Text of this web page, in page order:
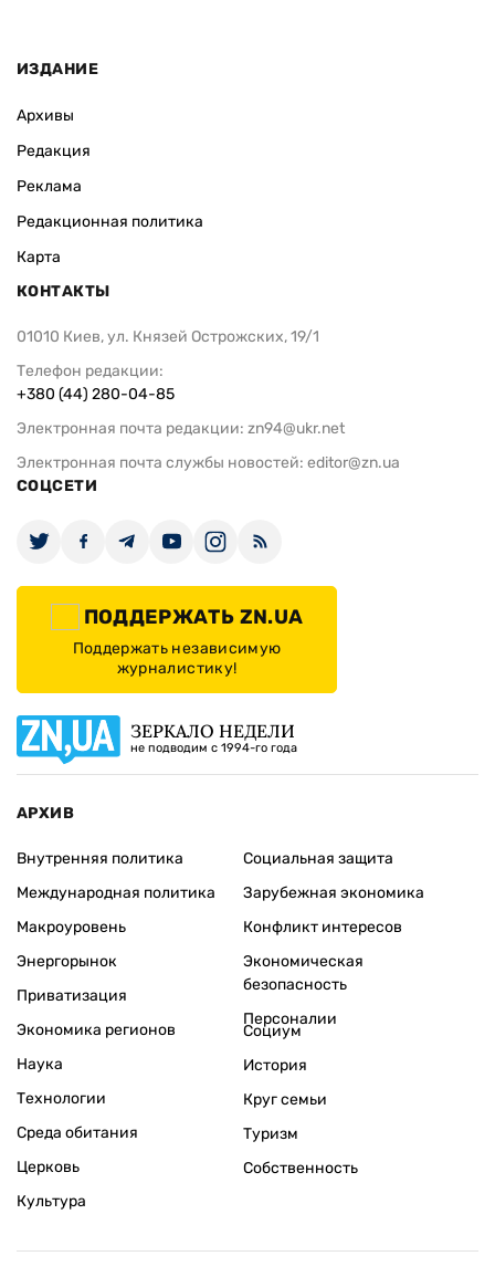
ИЗДАНИЕ
Архивы
Редакция
Реклама
Редакционная политика
Карта
КОНТАКТЫ
01010 Киев, ул. Князей Острожских, 19/1
Телефон редакции:
+380 (44) 280-04-85
Электронная почта редакции: zn94@ukr.net
Электронная почта службы новостей: editor@zn.ua
СОЦСЕТИ
ПОДДЕРЖАТЬ ZN.UA
Поддержать независимую
журналистику!
ЗЕРКАЛО НЕДЕЛИ
не подводим с 1994-го года
АРХИВ
Внутренняя политика
Международная политика
Макроуровень
Энергорынок
Приватизация
Экономика регионов
Социальная защита
Зарубежная экономика
Конфликт интересов
Экономическая
безопасность
Персоналии
Наука
Технологии
Среда обитания
Церковь
Культура
Социум
История
Круг семьи
Туризм
Собственность